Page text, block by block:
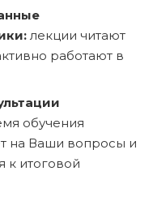
лекции читают
работают в
обучения
на Ваши вопросы и
к итоговой